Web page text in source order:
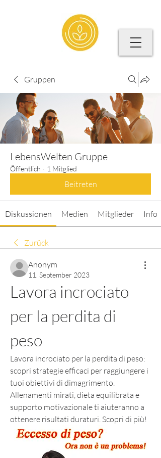
Gruppen
LebensWelten Gruppe
Öffentlich · 1 Mitglied
Beitreten
Diskussionen Medien Mitglieder Info
Zurück
Anonym
11. September 2023
Lavora incrociato
per la perdita di
peso
Lavora incrociato per la perdita di peso:
scopri strategie efficaci per raggiungere i
tuoi obiettivi di dimagrimento.
Allenamenti mirati, dieta equilibrata e
supporto motivazionale ti aiuteranno a
ottenere risultati duraturi. Scopri di più!